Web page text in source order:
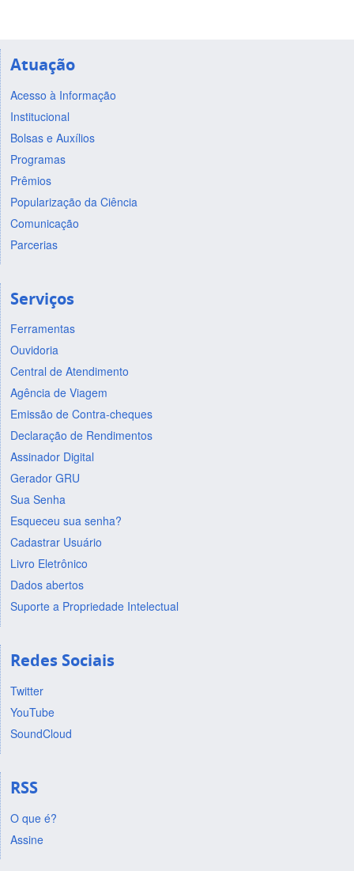
Atuação
Acesso à Informação
Institucional
Bolsas e Auxílios
Programas
Prêmios
Popularização da Ciência
Comunicação
Parcerias
Serviços
Ferramentas
Ouvidoria
Central de Atendimento
Agência de Viagem
Emissão de Contra-cheques
Declaração de Rendimentos
Assinador Digital
Gerador GRU
Sua Senha
Esqueceu sua senha?
Cadastrar Usuário
Livro Eletrônico
Dados abertos
Suporte a Propriedade Intelectual
Redes Sociais
Twitter
YouTube
SoundCloud
RSS
O que é?
Assine